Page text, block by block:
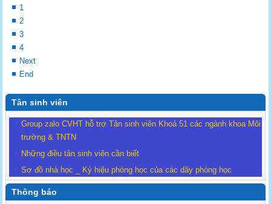
1
2
3
4
Next
End
Tân sinh viên
Group zalo CVHT hỗ trợ Tân sinh viên Khoá 51 các ngành khoa Môi
trường & TNTN
Những điều tân sinh viên cần biết
Sơ đồ nhà học _ Ký hiệu phòng học của các dãy phòng học
Thông báo